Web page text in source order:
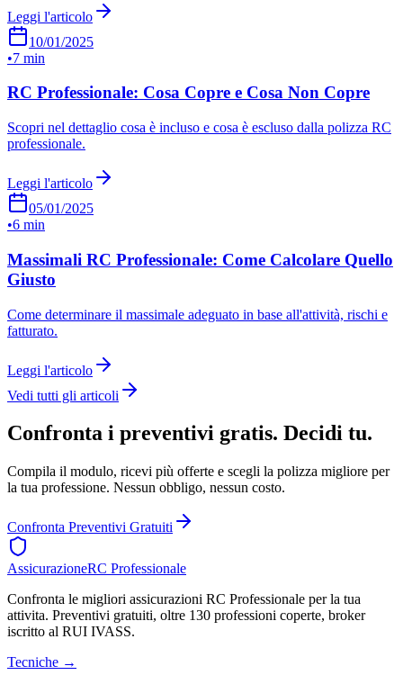
Leggi l'articolo
10/01/2025
•7 min
RC Professionale: Cosa Copre e Cosa Non Copre
Scopri nel dettaglio cosa è incluso e cosa è escluso dalla polizza RC
professionale.
Leggi l'articolo
05/01/2025
•6 min
Massimali RC Professionale: Come Calcolare Quello
Giusto
Come determinare il massimale adeguato in base all'attività, rischi e
fatturato.
Leggi l'articolo
Vedi tutti gli articoli
Confronta i preventivi gratis. Decidi tu.
Compila il modulo, ricevi più offerte e scegli la polizza migliore per
la tua professione. Nessun obbligo, nessun costo.
Confronta Preventivi Gratuiti
AssicurazioneRC Professionale
Confronta le migliori assicurazioni RC Professionale per la tua
attivita. Preventivi gratuiti, oltre 130 professioni coperte, broker
iscritto al RUI IVASS.
Tecniche →